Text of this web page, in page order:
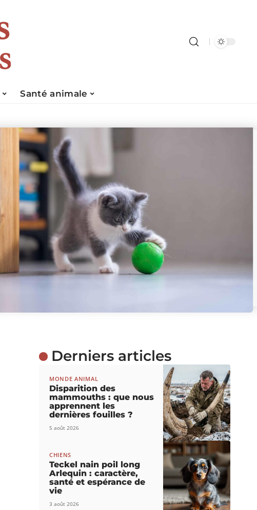
Santé animale
Derniers articles
MONDE ANIMAL
Disparition des
mammouths : que nous
apprennent les
dernières fouilles ?
5 août 2026
CHIENS
Teckel nain poil long
Arlequin : caractère,
santé et espérance de
vie
3 août 2026